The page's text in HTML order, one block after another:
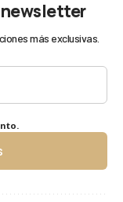
más exclusivas.